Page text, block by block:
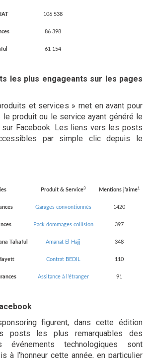
106 538
86 398
61 154
les plus engageants sur les pages
et services » met en avant pour
le produit ou le service ayant généré le
sur Facebook. Les liens vers les posts
par simple clic depuis le
Produit & Service3 Mentions j’aime1
Garages convontionnés 1420
Pack dommages collision 397
Takaful Amanat El Hajj 348
Contrat BEDIL 110
Assitance à l’étranger 91
figurent, dans cette édition
posts les plus remarquables des
événements technologiques sont
à l’honneur cette année, en particulier